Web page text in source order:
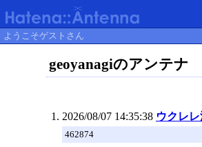
ようこそゲストさん
geoyanagiのアンテナ
2026/08/07 14:35:38 ウクレ
462874